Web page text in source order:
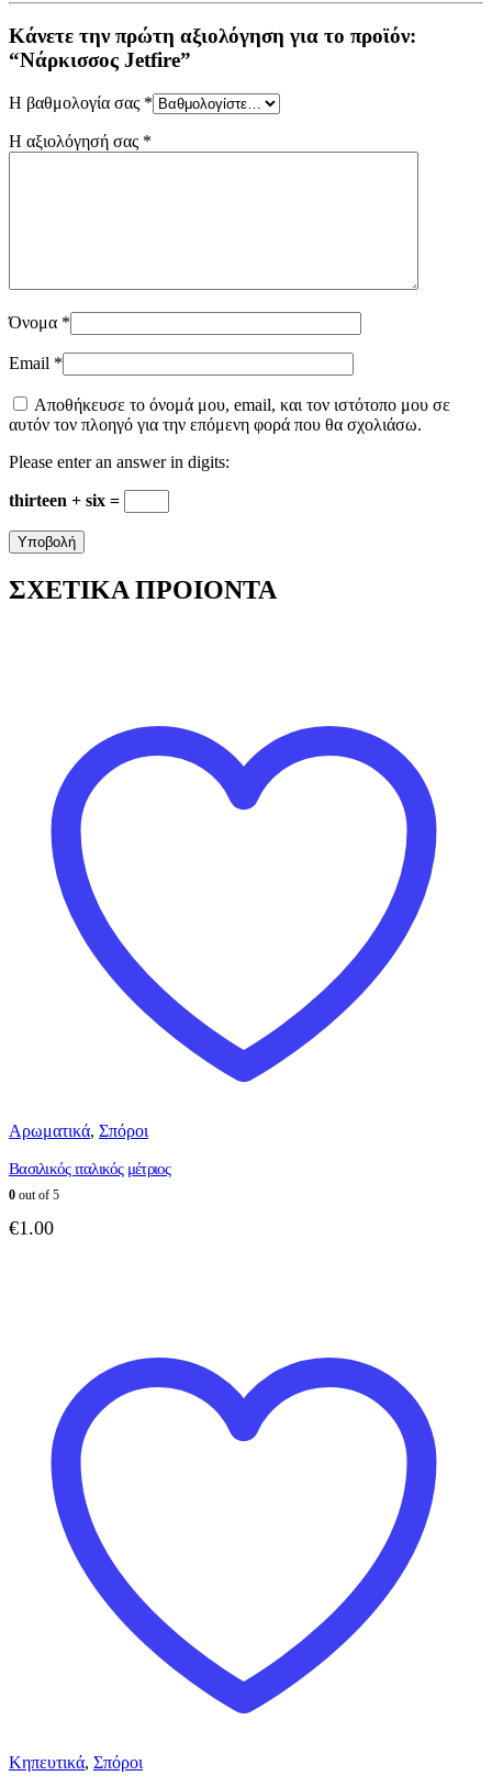
Κάνετε την πρώτη αξιολόγηση για το προϊόν:
“Νάρκισσος Jetfire”
Η βαθμολογία σας *
Η αξιολόγησή σας *
Όνομα *
Email *
Αποθήκευσε το όνομά μου, email, και τον ιστότοπο μου σε
αυτόν τον πλοηγό για την επόμενη φορά που θα σχολιάσω.
Please enter an answer in digits:
thirteen + six =
ΣΧΕΤΙΚΑ ΠΡΟΙΟΝΤΑ
Αρωματικά, Σπόροι
Βασιλικός ιταλικός μέτριος
0 out of 5
€1.00
Κηπευτικά, Σπόροι